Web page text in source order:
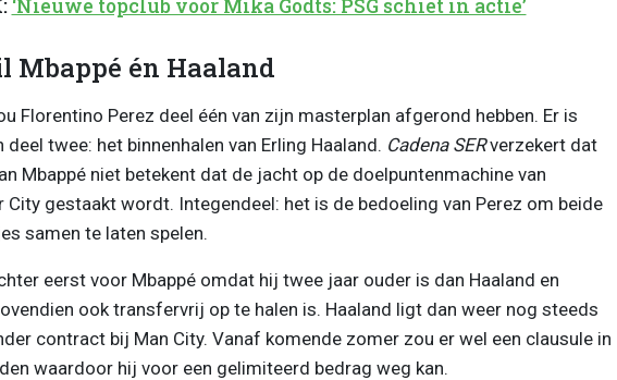
‘Nieuwe topclub voor Mika Godts: PSG schiet in actie’
Mbappé én Haaland
Florentino Perez deel één van zijn masterplan afgerond hebben. Er is
deel twee: het binnenhalen van Erling Haaland. Cadena SERverzekert dat
Mbappé niet betekent dat de jacht op de doelpuntenmachine van
City gestaakt wordt. Integendeel: het is de bedoeling van Perez om beide
samen te laten spelen.
eerst voor Mbappé omdat hij twee jaar ouder is dan Haaland en
ook transfervrij op te halen is. Haaland ligt dan weer nog steeds
contract bij Man City. Vanaf komende zomer zou er wel een clausule in
waardoor hij voor een gelimiteerd bedrag weg kan.